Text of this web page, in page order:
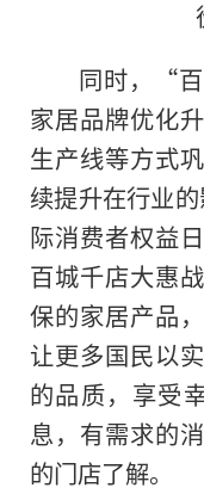
同时，“
家居品牌优化
生产线等方式
续提升在行业
际消费者权益
百城千店大惠
保的家居产品
让更多国民以
的品质，享受
息，有需求的
的门店了解。